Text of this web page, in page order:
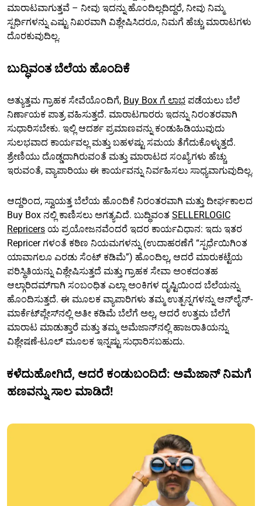
ಮಾರಾಟವಾಗುತ್ತವೆ – ನೀವು ಇದನ್ನು ಹೊಂದಿಲ್ಲದಿದ್ದರೆ, ನೀವು ನಿಮ್ಮ
ಸ್ಪರ್ಧಿಗಳನ್ನು ಎಷ್ಟು ನಿಖರವಾಗಿ ವಿಶ್ಲೇಷಿಸಿದರೂ, ನಿಮಗೆ ಹೆಚ್ಚು ಮಾರಾಟಗಳು
ದೊರಕುವುದಿಲ್ಲ.
ಬುದ್ಧಿವಂತ ಬೆಲೆಯ ಹೊಂದಿಕೆ
ಅತ್ಯುತ್ತಮ ಗ್ರಾಹಕ ಸೇವೆಯೊಂದಿಗೆ, Buy Box ಗೆ ಲಾಭ ಪಡೆಯಲು ಬೆಲೆ
ನಿರ್ಣಾಯಕ ಪಾತ್ರ ವಹಿಸುತ್ತದೆ. ಮಾರಾಟಗಾರರು ಇದನ್ನು ನಿರಂತರವಾಗಿ
ಸುಧಾರಿಸಬೇಕು. ಇಲ್ಲಿ ಆದರ್ಶ ಪ್ರಮಾಣವನ್ನು ಕಂಡುಹಿಡಿಯುವುದು
ಸುಲಭವಾದ ಕಾರ್ಯವಲ್ಲ ಮತ್ತು ಬಹಳಷ್ಟು ಸಮಯ ತೆಗೆದುಕೊಳ್ಳುತ್ತದೆ.
ಶ್ರೇಣಿಯು ದೊಡ್ಡದಾಗಿರುವಂತೆ ಮತ್ತು ಮಾರಾಟದ ಸಂಖ್ಯೆಗಳು ಹೆಚ್ಚು
ಇರುವಂತೆ, ವ್ಯಾಪಾರಿಯು ಈ ಕಾರ್ಯವನ್ನು ನಿರ್ವಹಿಸಲು ಸಾಧ್ಯವಾಗುವುದಿಲ್ಲ.
ಆದ್ದರಿಂದ, ಸ್ವಾಯತ್ತ ಬೆಲೆಯ ಹೊಂದಿಕೆ ನಿರಂತರವಾಗಿ ಮತ್ತು ದೀರ್ಘಕಾಲದ
Buy Box ನಲ್ಲಿ ಕಾಣಿಸಲು ಅಗತ್ಯವಿದೆ. ಬುದ್ಧಿವಂತ SELLERLOGIC
Repricers ಯ ಪ್ರಯೋಜನವೆಂದರೆ ಇದರ ಕಾರ್ಯವಿಧಾನ: ಇದು ಇತರ
Repricer ಗಳಂತೆ ಕಠಿಣ ನಿಯಮಗಳನ್ನು (ಉದಾಹರಣೆಗೆ “ಸ್ಪರ್ಧೆಯಿಗಿಂತ
ಯಾವಾಗಲೂ ಎರಡು ಸೆಂಟ್ ಕಡಿಮೆ”) ಹೊಂದಿಲ್ಲ, ಆದರೆ ಮಾರುಕಟ್ಟೆಯ
ಪರಿಸ್ಥಿತಿಯನ್ನು ವಿಶ್ಲೇಷಿಸುತ್ತದೆ ಮತ್ತು ಗ್ರಾಹಕ ಸೇವಾ ಅಂಕದಂತಹ
ಆಲ್ಗಾರಿದಮ್‌ಗಾಗಿ ಸಂಬಂಧಿತ ಎಲ್ಲಾ ಅಂಕಿಗಳ ದೃಷ್ಟಿಯಿಂದ ಬೆಲೆಯನ್ನು
ಹೊಂದಿಸುತ್ತದೆ. ಈ ಮೂಲಕ ವ್ಯಾಪಾರಿಗಳು ತಮ್ಮ ಉತ್ಪನ್ನಗಳನ್ನು ಆನ್‌ಲೈನ್-
ಮಾರ್ಕೆಟ್‌ಪ್ಲೇಸ್‌ನಲ್ಲಿ ಅತೀ ಕಡಿಮೆ ಬೆಲೆಗೆ ಅಲ್ಲ, ಆದರೆ ಉತ್ತಮ ಬೆಲೆಗೆ
ಮಾರಾಟ ಮಾಡುತ್ತಾರೆ ಮತ್ತು ತಮ್ಮ ಅಮೆಜಾನ್‌ನಲ್ಲಿ ಹಾಜರಾತಿಯನ್ನು
ವಿಶ್ಲೇಷಣೆ-ಟೂಲ್ ಮೂಲಕ ಇನ್ನಷ್ಟು ಸುಧಾರಿಸಬಹುದು.
ಕಳೆದುಹೋಗಿದೆ, ಆದರೆ ಕಂಡುಬಂದಿದೆ: ಅಮೆಜಾನ್ ನಿಮಗೆ
ಹಣವನ್ನು ಸಾಲ ಮಾಡಿದೆ!